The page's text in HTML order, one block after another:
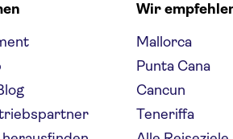
Wir
Mallorca
Punta Cana
Cancun
Teneriffa